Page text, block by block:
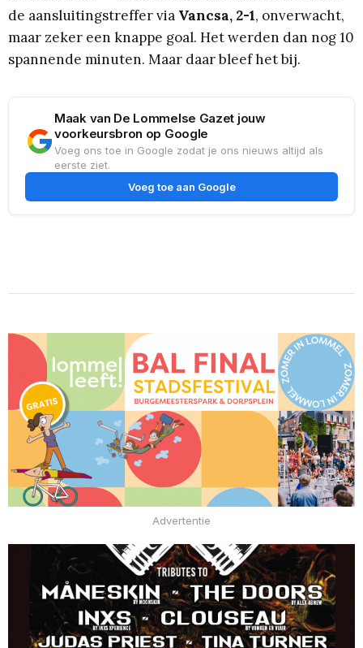
de aansluitingstreffer via Vancsa, 2-1, onverwacht,
maar zeker een knappe goal. Het werden dan nog 10
spannende minuten. Maar daar bleef het bij.
Maak van De Lommelse Gazet jouw
voorkeursbron op Google
Voeg ons toe in Google zodat je ons nieuws altijd als
eerste ziet.
Voeg toe aan Google
Advertentie